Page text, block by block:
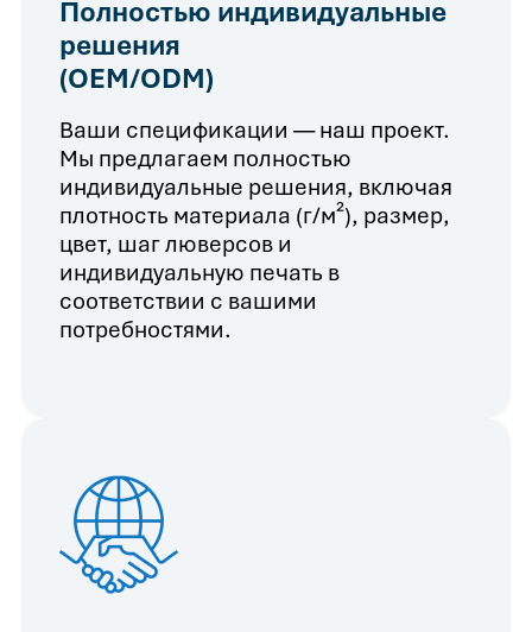
Полностью индивидуальные
решения
(OEM/ODM)
Ваши спецификации — наш проект.
Мы предлагаем полностью
индивидуальные решения, включая
плотность материала (г/м²), размер,
цвет, шаг люверсов и
индивидуальную печать в
соответствии с вашими
потребностями.